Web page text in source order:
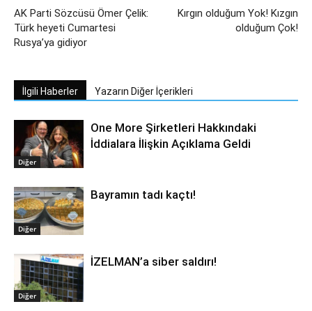
AK Parti Sözcüsü Ömer Çelik:
Türk heyeti Cumartesi
Rusya’ya gidiyor
Kırgın olduğum Yok! Kızgın
olduğum Çok!
İlgili Haberler Yazarın Diğer İçerikleri
Diğer
One More Şirketleri Hakkındaki
İddialara İlişkin Açıklama Geldi
Diğer
Bayramın tadı kaçtı!
Diğer
İZELMAN’a siber saldırı!